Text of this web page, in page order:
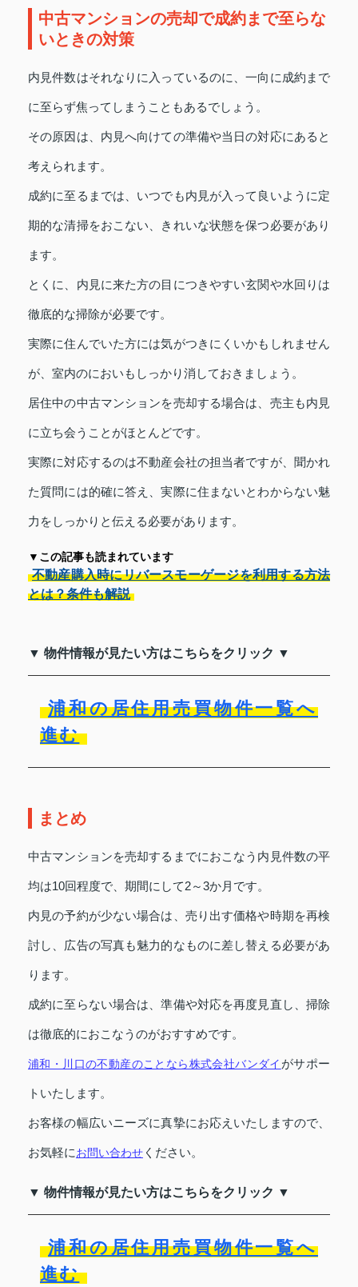
中古マンションの売却で成約まで至らな
いときの対策
内見件数はそれなりに入っているのに、一向に成約まで
に至らず焦ってしまうこともあるでしょう。
その原因は、内見へ向けての準備や当日の対応にあると
考えられます。
成約に至るまでは、いつでも内見が入って良いように定
期的な清掃をおこない、きれいな状態を保つ必要があり
ます。
とくに、内見に来た方の目につきやすい玄関や水回りは
徹底的な掃除が必要です。
実際に住んでいた方には気がつきにくいかもしれません
が、室内のにおいもしっかり消しておきましょう。
居住中の中古マンションを売却する場合は、売主も内見
に立ち会うことがほとんどです。
実際に対応するのは不動産会社の担当者ですが、聞かれ
た質問には的確に答え、実際に住まないとわからない魅
力をしっかりと伝える必要があります。
▼この記事も読まれています
不動産購入時にリバースモーゲージを利用する方法
とは？条件も解説
▼ 物件情報が見たい方はこちらをクリック ▼
浦和の居住用売買物件一覧へ
進む
まとめ
中古マンションを売却するまでにおこなう内見件数の平
均は10回程度で、期間にして2～3か月です。
内見の予約が少ない場合は、売り出す価格や時期を再検
討し、広告の写真も魅力的なものに差し替える必要があ
ります。
成約に至らない場合は、準備や対応を再度見直し、掃除
は徹底的におこなうのがおすすめです。
浦和・川口の不動産のことなら株式会社バンダイ がサポー
トいたします。
お客様の幅広いニーズに真摯にお応えいたしますので、
お気軽にお問い合わせ ください。
▼ 物件情報が見たい方はこちらをクリック ▼
浦和の居住用売買物件一覧へ
進む